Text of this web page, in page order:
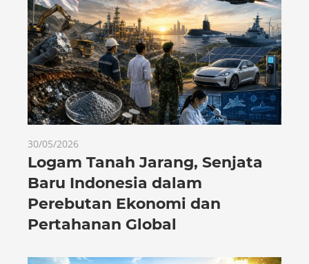
30/05/2026
Logam Tanah Jarang, Senjata
Baru Indonesia dalam
Perebutan Ekonomi dan
Pertahanan Global